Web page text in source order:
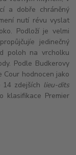
a dobře chráněný
nutí révu vyslat
Podloží je velmi
jedinečný
poloh na vrcholku
Podle Budkerovy
Cour hodnocen jako
14 zdejších lieu-dits
klasifikace Premier